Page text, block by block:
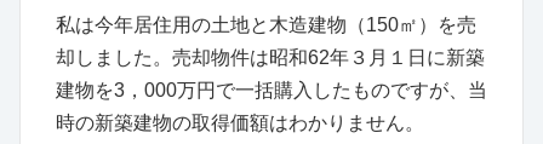
私は今年居住用の土地と木造建物（150㎡）を売
却しました。売却物件は昭和62年３月１日に新築
建物を3，000万円で一括購入したものですが、当
時の新築建物の取得価額はわかりません。